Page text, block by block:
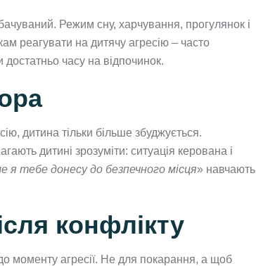
Режим сну, харчування, прогулянок і
реагувати на дитячу агресію – часто
часу на відпочинок.
дитина тільки більше збуджується.
дитині зрозуміти: ситуація керована і
я тебе донесу до безпечного місця» навчають
конфлікту
моменту агресії. Не для покарання, а щоб